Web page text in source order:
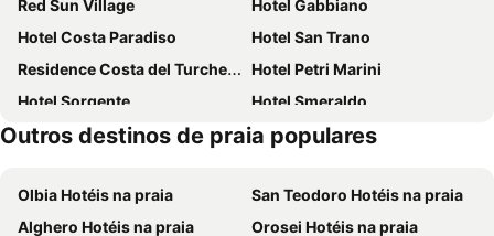
Red Sun Village
Hotel Gabbiano
Hotel Costa Paradiso
Hotel San Trano
Residence Costa del Turchese
Hotel Petri Marini
Hotel Sorgente
Hotel Smeraldo
Camping Village Baia Blu La Tortuga
Hotel Marinedda Thalasso & SPA
Marana
Resort & SPA Le Dune
Horizon Hotel Badesi
Borgo Dei Pescatori
Outros destinos de praia populares
Olbia Hotéis na praia
San Teodoro Hotéis na praia
Alghero Hotéis na praia
Orosei Hotéis na praia